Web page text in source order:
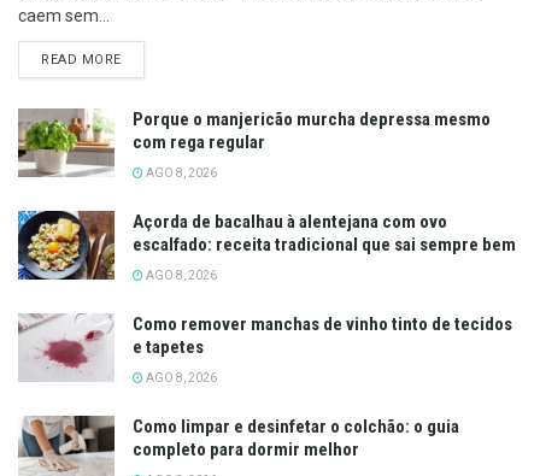
caem sem...
READ MOREDETAILS
Porque o manjericão murcha depressa mesmo
com rega regular
AGO 8, 2026
Açorda de bacalhau à alentejana com ovo
escalfado: receita tradicional que sai sempre bem
AGO 8, 2026
Como remover manchas de vinho tinto de tecidos
e tapetes
AGO 8, 2026
Como limpar e desinfetar o colchão: o guia
completo para dormir melhor